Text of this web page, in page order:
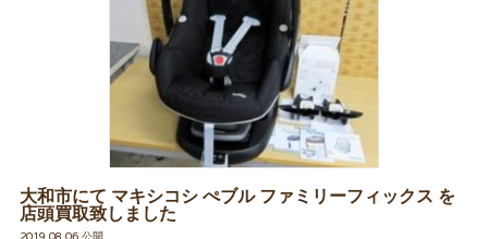
大和市にて マキシコシ ぺブル ファミリーフィックス を
店頭買取致しました